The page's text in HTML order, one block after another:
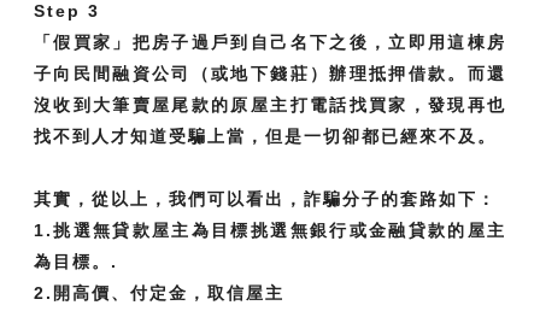
Step 3
「假買家」把房子過戶到自己名下之後，立即用這棟房
子向民間融資公司（或地下錢莊）辦理抵押借款。而還
沒收到大筆賣屋尾款的原屋主打電話找買家，發現再也
找不到人才知道受騙上當，但是一切卻都已經來不及。
其實，從以上，我們可以看出，詐騙分子的套路如下：
1.挑選無貸款屋主為目標挑選無銀行或金融貸款的屋主
為目標。.
2.開高價、付定金，取信屋主